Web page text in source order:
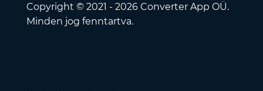
Copyright © 2021 - 2026 Converter App OÜ.
Minden jog fenntartva.